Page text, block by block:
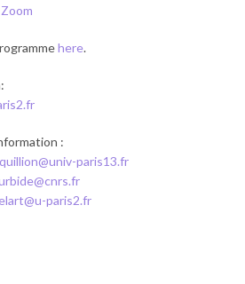
Zoom
here.
:
paris13.fr
paris2.fr